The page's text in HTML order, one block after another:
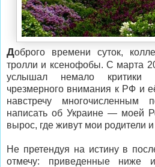
Доброго времени суток,
тролли и ксенофобы. С марта
услышал немало критики
чрезмерного внимания к РФ и
навстречу
написать об Украине — моей
вырос, где живут мои родители и
Не претендуя на истину в
отмечу: приведенные ниже